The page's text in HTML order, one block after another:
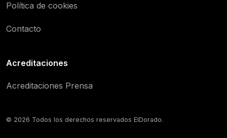
Política de cookies
Contacto
Acreditaciones
Acreditaciones Prensa
© 2026 Todos los derechos reservados ElDorado.